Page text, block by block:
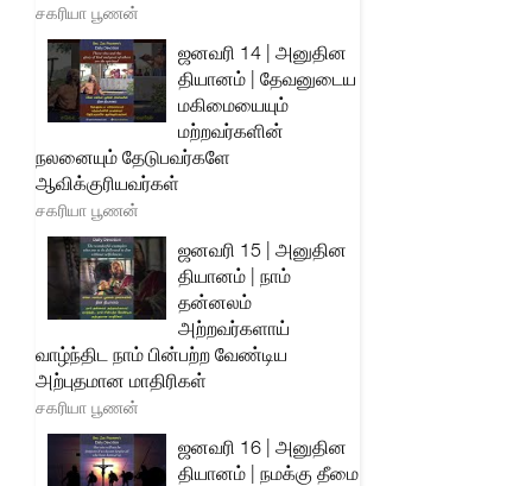
சகரியா பூணன்
ஜனவரி 14 | அனுதின
தியானம் | தேவனுடைய
மகிமையையும்
மற்றவர்களின்
நலனையும் தேடுபவர்களே
ஆவிக்குரியவர்கள்
சகரியா பூணன்
ஜனவரி 15 | அனுதின
தியானம் | நாம்
தன்னலம்
அற்றவர்களாய்
வாழ்ந்திட நாம் பின்பற்ற வேண்டிய
அற்புதமான மாதிரிகள்
சகரியா பூணன்
ஜனவரி 16 | அனுதின
தியானம் | நமக்கு தீமை